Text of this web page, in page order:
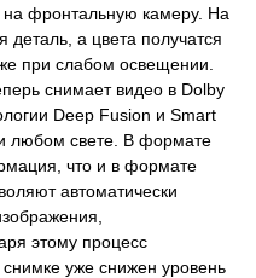
на фронтальную камеру. На
а цвета получатся
при слабом освещении.
снимает видео в Dolby
Deep Fusion и Smart
любом свете. В формате
что и в формате
автоматически
этому процесс
уже снижен уровень